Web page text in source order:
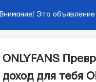
Внимание! Это
ONLYFANS
доход для тебя